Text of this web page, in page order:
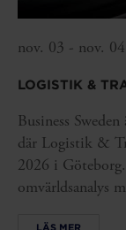
nov. 03 - nov.
LOGISTIK &
Business
där Logistik &
2026 i
omvärldsanalys
LÄS MER